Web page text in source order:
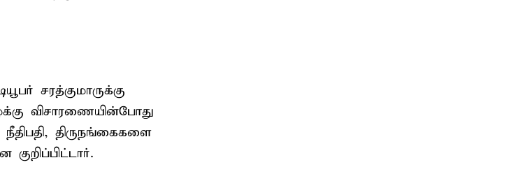
சரத்குமாருக்கு
விசாரணையின்போது
திருநங்கைகளை